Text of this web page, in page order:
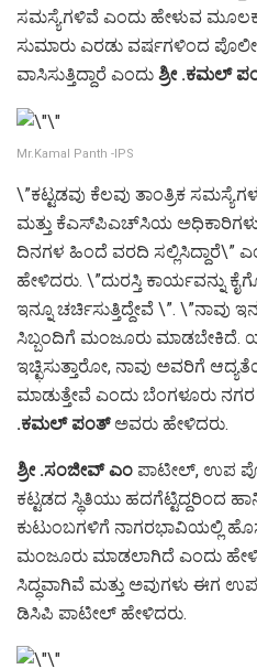
ಸಮಸ್ಯೆಗಳಿವೆ ಎಂದು ಹೇಳುವ
ಸುಮಾರು ಎರಡು ವರ್ಷಗಳಿಂದ
ವಾಸಿಸುತ್ತಿದ್ದಾರೆ ಎಂದು ಶ್ರೀ .ಕಮಲ್
Mr.Kamal Panth -IPS
\”ಕಟ್ಟಡವು ಕೆಲವು ತಾಂತ್ರಿಕ
ಮತ್ತು ಕೆಎಸ್‌ಪಿಎಚ್‌ಸಿಯ ಅಧಿಕಾರಿಗಳು
ದಿನಗಳ ಹಿಂದೆ ವರದಿ ಸಲ್ಲಿಸಿದ್ದಾರೆ\”
ಹೇಳಿದರು. \”ದುರಸ್ತಿ ಕಾರ್ಯವನ್ನು
ಇನ್ನೂ ಚರ್ಚಿಸುತ್ತಿದ್ದೇವೆ \”. \”ನಾವು
ಸಿಬ್ಬಂದಿಗೆ ಮಂಜೂರು ಮಾಡಬೇಕಿದೆ.
ಇಚ್ಛಿಸುತ್ತಾರೋ, ನಾವು ಅವರಿಗೆ
ಮಾಡುತ್ತೇವೆ ಎಂದು ಬೆಂಗಳೂರು
.ಕಮಲ್ ಪಂತ್ ಅವರು ಹೇಳಿದರು.
ಶ್ರೀ .ಸಂಜೀವ್ ಎಂ ಪಾಟೀಲ್, ಉಪ
ಕಟ್ಟಡದ ಸ್ಥಿತಿಯು ಹದಗೆಟ್ಟಿದ್ದರಿಂದ
ಕುಟುಂಬಗಳಿಗೆ ನಾಗರಭಾವಿಯಲ್ಲಿ
ಮಂಜೂರು ಮಾಡಲಾಗಿದೆ ಎಂದು
ಸಿದ್ಧವಾಗಿವೆ ಮತ್ತು ಅವುಗಳು ಈಗ
ಡಿಸಿಪಿ ಪಾಟೀಲ್ ಹೇಳಿದರು.